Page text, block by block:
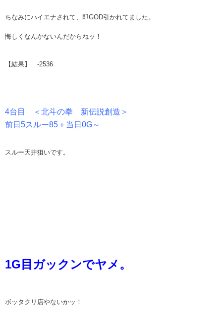
ちなみにハイエナされて、即GOD引かれてました。
悔しくなんかないんだからねッ！
【結果】 -2536
4台目 ＜北斗の拳 新伝説創造＞
前日5スルー85＋当日0G～
スルー天井狙いです。
1G目ガックンでヤメ。
ボッタクリ店やないかッ！